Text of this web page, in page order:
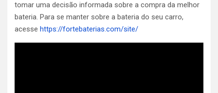
tomar uma decisão informada sobre a compra da melhor
bateria. Para se manter sobre a bateria do seu carro,
acesse https://fortebaterias.com/site/